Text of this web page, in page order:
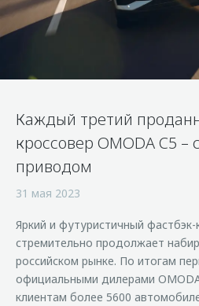
Страхование
Кредитный калькулятор
Оригинальные аксессуары
Запчасти
Трейд-ин
Руководства по эксплуатации
Клиентская поддержка
Приложение O&J
Аксессуары
Запчасти
Правовая информация
Каждый третий
кроссовер OMODA C5
приводом
31 мая 2023
Яркий и футуристичный фастбэк-
стремительно продолжает
российском рынке. По итогам
официальными дилерами
клиентам более 5600